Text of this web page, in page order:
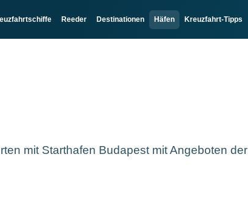
Reeder Destinationen Häfen Kreuzfahrt-Tipps
mit Starthafen Budapest mit Angeboten der